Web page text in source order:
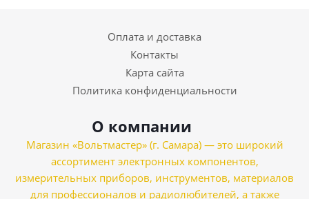
Оплата и доставка
Контакты
Карта сайта
Политика конфиденциальности
О компании
Магазин «Вольтмастер» (г. Самара) — это широкий
ассортимент электронных компонентов,
измерительных приборов, инструментов, материалов
для профессионалов и радиолюбителей, а также